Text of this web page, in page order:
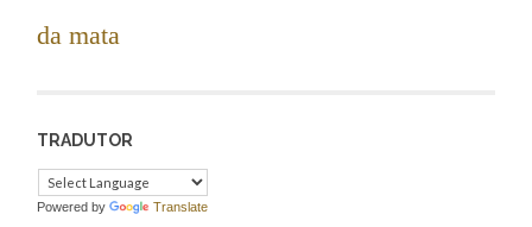
da mata
TRADUTOR
Powered by Translate